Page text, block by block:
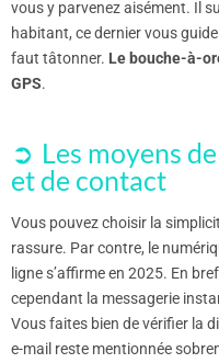
vous y parvenez aisément. Il
habitant, ce dernier vous
faut tâtonner. Le bouche-à-
GPS.
Les moyens
et de contact
Vous pouvez choisir la
rassure. Par contre, le
ligne s’affirme en 2025. En
cependant la messagerie
Vous faites bien de vérifier la
e-mail reste mentionnée